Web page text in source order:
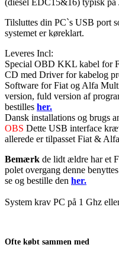
(diesel EDC15&16) typisk på
Tilsluttes din PC`s USB port
systemet er køreklart.
Leveres Incl:
Special OBD KKL kabel for
CD med Driver for kabelog
Software for Fiat og Alfa
version, fuld version af
bestilles her.
Dansk installations og brugs
OBS Dette USB interface
allerede er tilpasset Fiat &
Bemærk de lidt ældre har et
polet overgang denne
se og bestille den her.
System krav PC på 1 Ghz
Ofte købt sammen med